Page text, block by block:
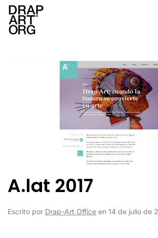
Ir al contenido principal
A.lat 2017
Escrito por Drap-Art Office en 14 de julio de